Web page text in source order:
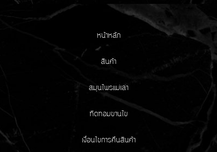
หน้าหลัก
สินค้า
สมุนไพรแม่เล่า
ทิดทอมขานไข
เงื่อนไขการคืนสินค้า